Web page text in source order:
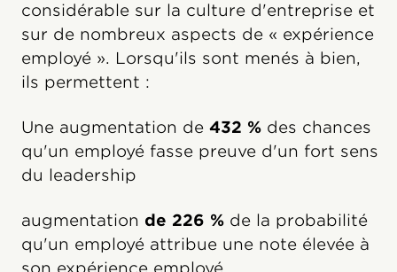
considérable sur la culture d'entreprise et
sur de nombreux aspects de « expérience
employé ». Lorsqu'ils sont menés à bien,
ils permettent :
Une augmentation de 432 % des chances
qu'un employé fasse preuve d'un fort sens
du leadership
augmentation de 226 % de la probabilité
qu'un employé attribue une note élevée à